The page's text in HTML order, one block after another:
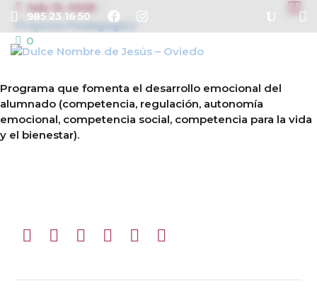
985 23 16 50 
July 12, 2025
Proyecto Pedagogico
0
Programa que fomenta el desarrollo emocional del
alumnado (competencia, regulación, autonomía
emocional, competencia social, competencia para la vida
y el bienestar).